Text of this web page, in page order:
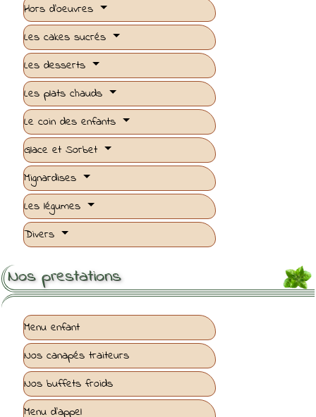
Hors d'oeuvres
Les cakes sucrés
Les desserts
Les plats chauds
Le coin des enfants
Glace et Sorbet
Mignardises
Les légumes
Divers
Nos prestations
Menu enfant
Nos canapés traiteurs
Nos buffets froids
Menu d'appel